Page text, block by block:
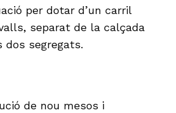
per dotar d’un carril
separat de la calçada
segregats.
de nou mesos i